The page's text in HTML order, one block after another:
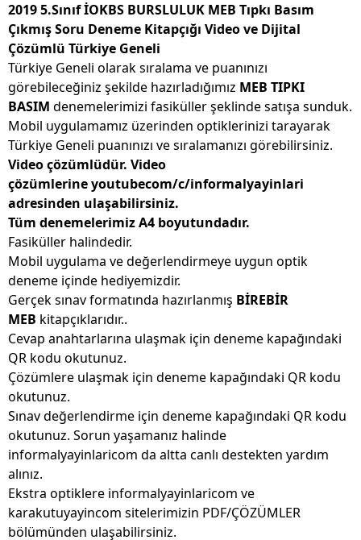
2019 5.Sınıf İOKBS BURSLULUK MEB Tıpkı Basım
Çıkmış Soru Deneme Kitapçığı Video ve Dijital
Çözümlü Türkiye Geneli
Türkiye Geneli olarak sıralama ve puanınızı
görebileceğiniz şekilde hazırladığımız MEB TIPKI
BASIM denemelerimizi fasiküller şeklinde satışa sunduk.
Mobil uygulamamız üzerinden optiklerinizi tarayarak
Türkiye Geneli puanınızı ve sıralamanızı görebilirsiniz.
Video çözümlüdür. Video
çözümlerine youtubecom/c/informalyayinlari
adresinden ulaşabilirsiniz.
Tüm denemelerimiz A4 boyutundadır.
Fasiküller halindedir.
Mobil uygulama ve değerlendirmeye uygun optik
deneme içinde hediyemizdir.
Gerçek sınav formatında hazırlanmış BİREBİR
MEB kitapçıklarıdır..
Cevap anahtarlarına ulaşmak için deneme kapağındaki
QR kodu okutunuz.
Çözümlere ulaşmak için deneme kapağındaki QR kodu
okutunuz.
Sınav değerlendirme için deneme kapağındaki QR kodu
okutunuz. Sorun yaşamanız halinde
informalyayinlaricom da altta canlı destekten yardım
alınız.
Ekstra optiklere informalyayinlaricom ve
karakutuyayincom sitelerimizin PDF/ÇÖZÜMLER
bölümünden ulaşabilirsiniz.